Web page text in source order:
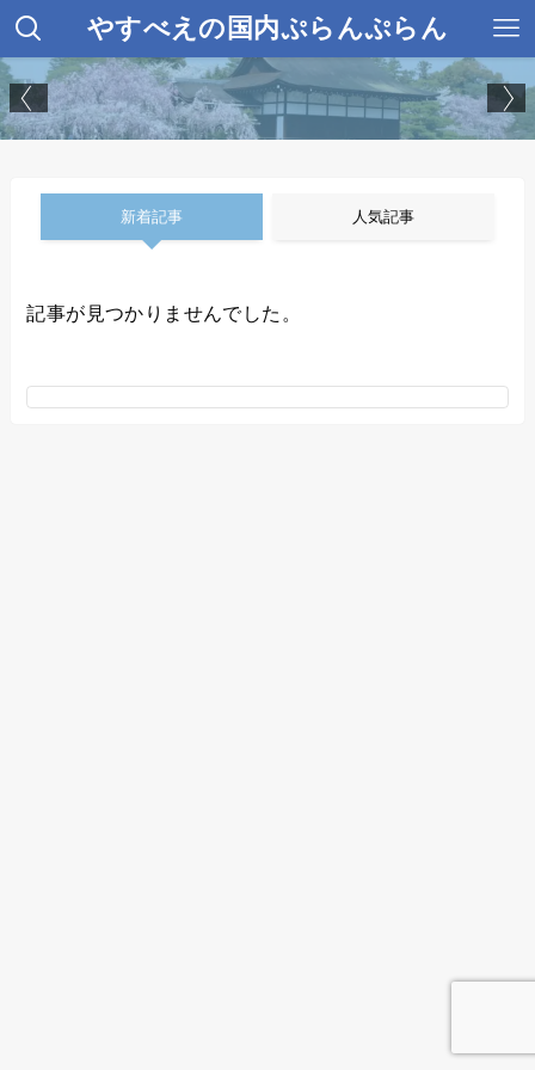
やすべえの国内ぷらんぷらん
新着記事 人気記事
記事が見つかりませんでした。